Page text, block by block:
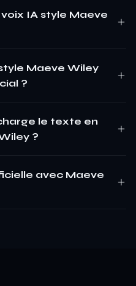
IA style Maeve
Maeve Wiley
?
le texte en
?
avec Maeve